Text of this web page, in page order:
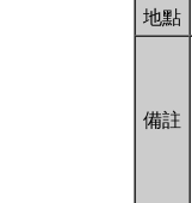
地點
備註